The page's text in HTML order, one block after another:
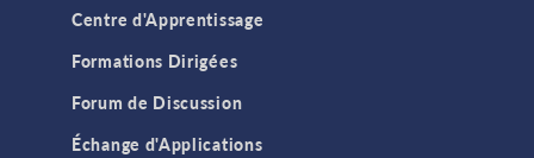
Centre d'Apprentissage
Formations Dirigées
Forum de Discussion
Échange d'Applications